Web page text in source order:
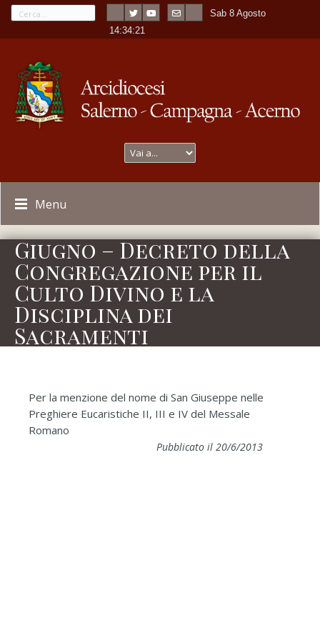
Sab 8 Agosto
14:34:21
Menu
Giugno – Decreto della
Congregazione per il
Culto Divino e la
Disciplina dei
Sacramenti
Per la menzione del nome di San Giuseppe nelle
Preghiere Eucaristiche II, III e IV del Messale
Romano
Pubblicato il 20/6/2013